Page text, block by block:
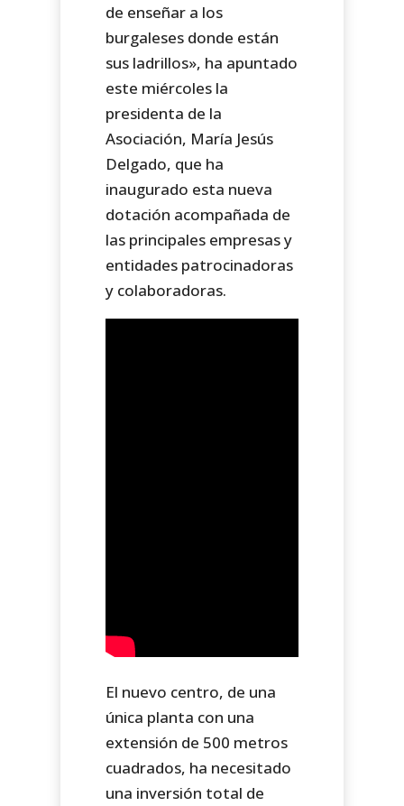
de enseñar a los
burgaleses donde están
sus ladrillos», ha apuntado
este miércoles la
presidenta de la
Asociación, María Jesús
Delgado, que ha
inaugurado esta nueva
dotación acompañada de
las principales empresas y
entidades patrocinadoras
y colaboradoras.
El nuevo centro, de una
única planta con una
extensión de 500 metros
cuadrados, ha necesitado
una inversión total de